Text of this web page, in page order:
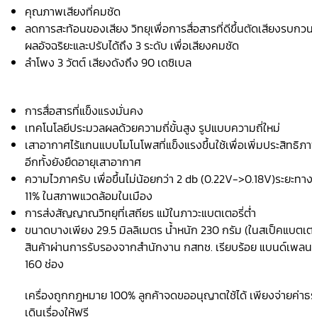
คุณภาพเสียงที่คมชัด
ลดการสะท้อนของเสียง วิทยุเพื่อการสื่อสารที่ดีขึ้นตัดเสียงรบกว
ผลอัจฉริยะและปรับได้ถึง 3 ระดับ เพื่อเสียงคมชัด
ลำโพง 3 วัตต์ เสียงดังถึง 90 เดซิเบล
การสื่อสารที่แข็งแรงมั่นคง
เทคโนโลยีประมวลผลด้วยความถี่ขั้นสูง รูปแบบความถี่ใหม่
เสาอากาศไร้แกนแบบโมโนโพสที่แข็งแรงขึ้นใช้เพื่อเพิ่มประสิทธิภ
อีกทั้งยังยืดอายุเสาอากาศ
ความไวภาครับ เพื่อขึ้นไม่น้อยกว่า 2 db (0.22V->0.18V)ระยะท
11% ในสภาพแวดล้อมในเมือง
การส่งสัญญาณวิทยุที่เสถียร แม้ในภาวะแบตเตอรี่ต่ำ
ขนาดบางเพียง 29.5 มิลลิเมตร น้ำหนัก 230 กรัม (ในสเป็คแบตเ
สินค้าผ่านการรับรองจากสำนักงาน กสทช. เรียบร้อย แบนด์เพล
160 ช่อง
เครื่องถูกกฎหมาย 100% ลูกค้าจดขออนุญาตใช้ได้ เพียงจ่ายค่า
เดินเรื่องให้ฟรี